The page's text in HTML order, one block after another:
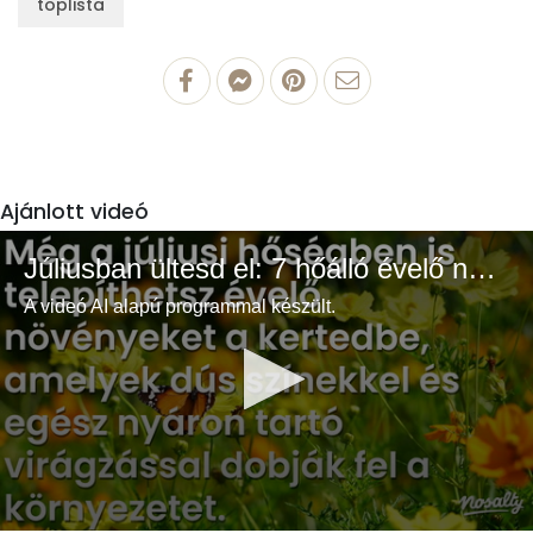
toplista
Ajánlott videó
Júliusban ültesd el: 7 hőálló évelő növény a színes és buja kertért
A videó AI alapú programmal készült.